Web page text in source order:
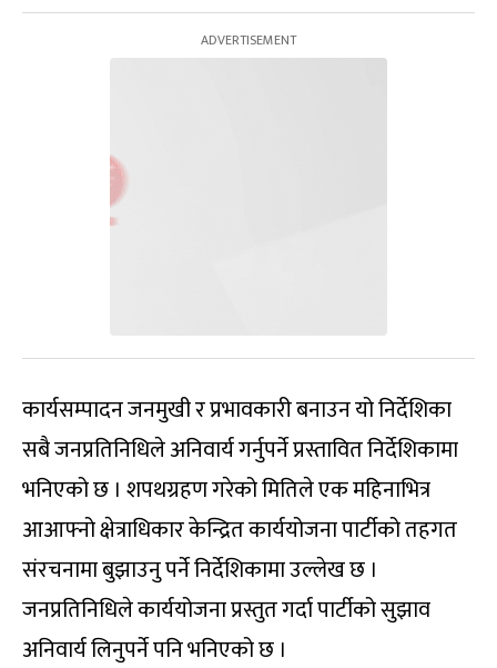
कार्यसम्पादन जनमुखी र प्रभावकारी बनाउन यो निर्देशिका
सबै जनप्रतिनिधिले अनिवार्य गर्नुपर्ने प्रस्तावित निर्देशिकामा
भनिएको छ । शपथग्रहण गरेको मितिले एक महिनाभित्र
आआफ्नो क्षेत्राधिकार केन्द्रित कार्ययोजना पार्टीको तहगत
संरचनामा बुझाउनु पर्ने निर्देशिकामा उल्लेख छ ।
जनप्रतिनिधिले कार्ययोजना प्रस्तुत गर्दा पार्टीको सुझाव
अनिवार्य लिनुपर्ने पनि भनिएको छ ।